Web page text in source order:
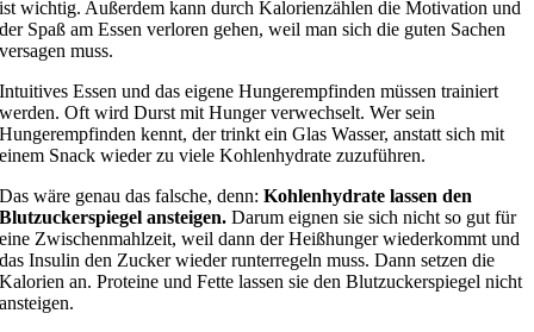
ist wichtig. Außerdem kann durch Kalorienzählen die Motivation und
der Spaß am Essen verloren gehen, weil man sich die guten Sachen
versagen muss.
Intuitives Essen und das eigene Hungerempfinden müssen trainiert
werden. Oft wird Durst mit Hunger verwechselt. Wer sein
Hungerempfinden kennt, der trinkt ein Glas Wasser, anstatt sich mit
einem Snack wieder zu viele Kohlenhydrate zuzuführen.
Das wäre genau das falsche, denn:Kohlenhydrate lassen den
Blutzuckerspiegel ansteigen. Darum eignen sie sich nicht so gut für
eine Zwischenmahlzeit, weil dann der Heißhunger wiederkommt und
das Insulin den Zucker wieder runterregeln muss. Dann setzen die
Kalorien an. Proteine und Fette lassen sie den Blutzuckerspiegel nicht
ansteigen.